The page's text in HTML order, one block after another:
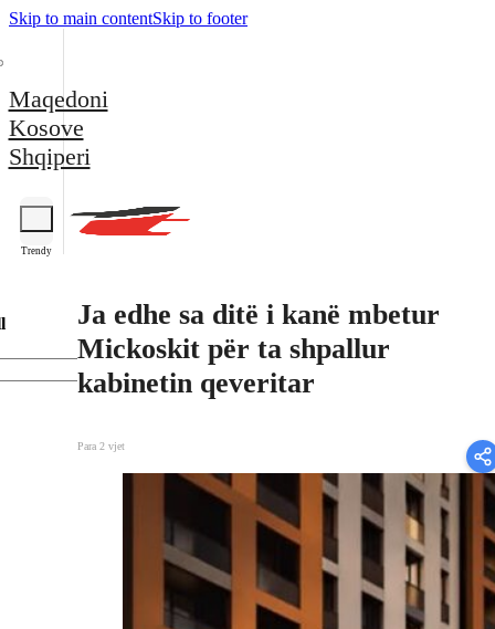
Skip to main contentSkip to footer
Maqedoni
Kosove
Shqiperi
Trendy
Ja edhe sa ditë i kanë mbetur
Mickoskit për ta shpallur
kabinetin qeveritar
Para 2 vjet